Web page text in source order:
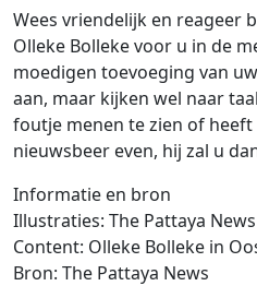
Wees vriendelijk en reageer
Olleke Bolleke voor u in de
moedigen toevoeging van
aan, maar kijken wel naar
foutje menen te zien of
nieuwsbeer even, hij zal u
Informatie en bron
Illustraties: The Pattaya News
Content: Olleke Bolleke in
Bron: The Pattaya News